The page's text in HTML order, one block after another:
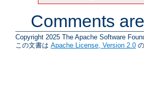
Comments
Copyright 2025 The Apache Software
この文書は Apache License, Version 2.0